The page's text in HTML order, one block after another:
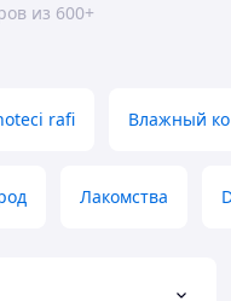
из 600+
rafi Влажный
Лакомства